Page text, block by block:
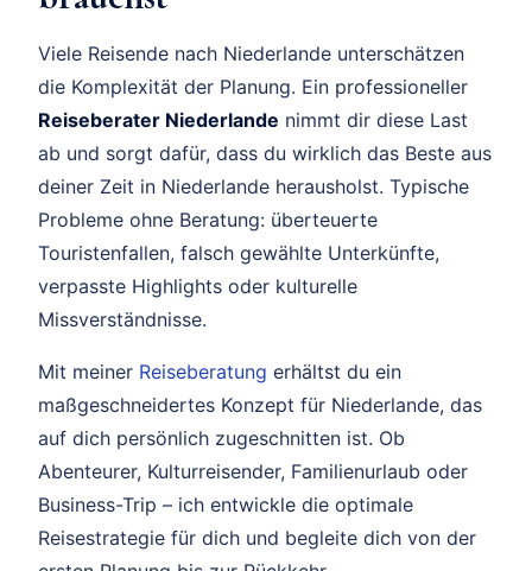
Viele Reisende nach Niederlande unterschätzen
die Komplexität der Planung. Ein professioneller
Reiseberater Niederlande nimmt dir diese Last
ab und sorgt dafür, dass du wirklich das Beste aus
deiner Zeit in Niederlande herausholst. Typische
Probleme ohne Beratung: überteuerte
Touristenfallen, falsch gewählte Unterkünfte,
verpasste Highlights oder kulturelle
Missverständnisse.
Mit meiner Reiseberatung erhältst du ein
maßgeschneidertes Konzept für Niederlande, das
auf dich persönlich zugeschnitten ist. Ob
Abenteurer, Kulturreisender, Familienurlaub oder
Business-Trip – ich entwickle die optimale
Reisestrategie für dich und begleite dich von der